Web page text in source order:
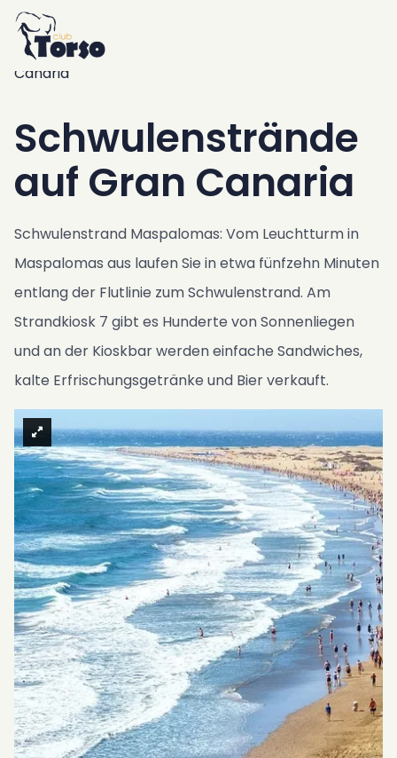
Unterkünfte
Resort
Schwimmbad & Jacuzzi
Bar & Bistro
Garten & Außenbereich
Fitnessraum & Sauna
Luxus Transfer Service
Werbegeschenke
Standort
Offentlicher Verkehr
Fotos
Gästebuch
FAQ
Nachrichten
Kontakt
SK
ES
EN
CS
PL
NL
DE
Home
Entdecken Sie die schwulen Strände von Gran
Canaria
Schwulenstrände
auf Gran Canaria
Schwulenstrand Maspalomas: Vom Leuchtturm in
Maspalomas aus laufen Sie in etwa fünfzehn Minuten
entlang der Flutlinie zum Schwulenstrand. Am
Strandkiosk 7 gibt es Hunderte von Sonnenliegen
und an der Kioskbar werden einfache Sandwiches,
kalte Erfrischungsgetränke und Bier verkauft.